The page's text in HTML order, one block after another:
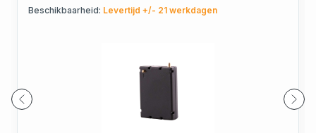
Beschikbaarheid: Levertijd +/- 21 werkdagen